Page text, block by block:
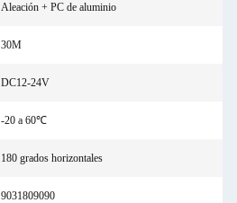
Aleación + PC de aluminio
30M
DC12-24V
-20 a 60℃
180 grados horizontales
9031809090